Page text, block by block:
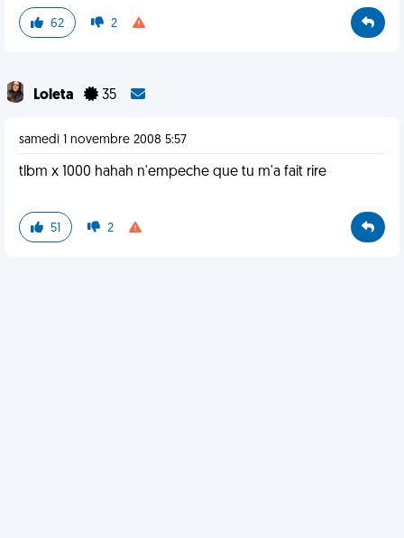
62 2
Loleta 35
samedi 1 novembre 2008 5:57
tlbm x 1000 hahah n'empeche que tu m'a fait rire
51 2